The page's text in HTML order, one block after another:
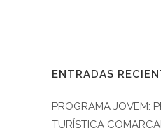
ENTRADAS
PROGRAMA JOVEM:
TURÍSTICA